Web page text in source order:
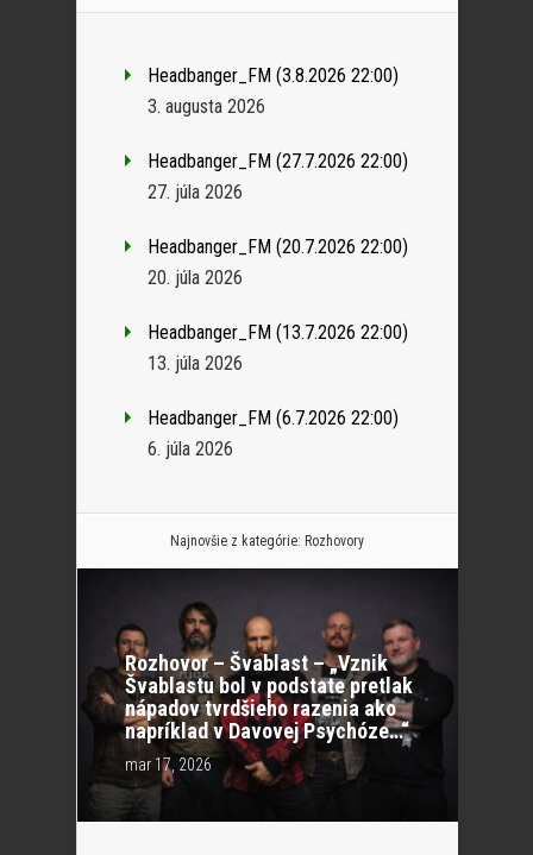
Headbanger_FM (3.8.2026 22:00)
3. augusta 2026
Headbanger_FM (27.7.2026 22:00)
27. júla 2026
Headbanger_FM (20.7.2026 22:00)
20. júla 2026
Headbanger_FM (13.7.2026 22:00)
13. júla 2026
Headbanger_FM (6.7.2026 22:00)
6. júla 2026
Najnovšie z kategórie: Rozhovory
Rozhovor – Švablast – „Vznik
Švablastu bol v podstate pretlak
nápadov tvrdšieho razenia ako
napríklad v Davovej Psychóze…“
mar 17, 2026